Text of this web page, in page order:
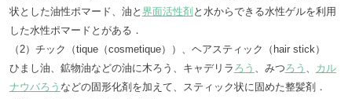
状とした油性ポマード、油と 界面活性剤 と水からできる水性ゲルを利用
した水性ポマードとがある．
（2）チック（tique（cosmetique））、ヘアスティック（hair stick）
ひまし油、鉱物油などの油に木ろう、キャデリラ ろう 、みつろう 、
カル
ナウバろう などの固形化剤を加えて、スティック状に固めた整髪剤．